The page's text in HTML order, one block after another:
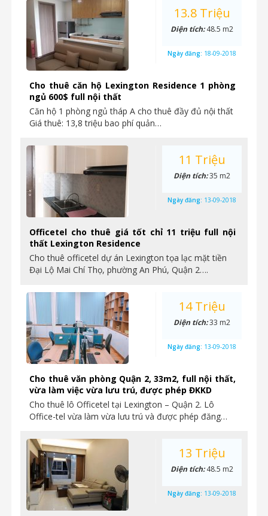
Cho thuê căn hộ Lexington Residence 1 phòng
ngủ 600$ full nội thất
Căn hộ 1 phòng ngủ tháp A cho thuê đầy đủ nội thất
Giá thuê: 13,8 triệu bao phí quản…
13.8 Triệu
Diện tích:48.5 m2
Ngày đăng: 18-09-2018
Officetel cho thuê giá tốt chỉ 11 triệu full nội
thất Lexington Residence
Cho thuê officetel dự án Lexington tọa lạc mặt tiền
Đại Lộ Mai Chí Thọ, phường An Phú, Quận 2….
11 Triệu
Diện tích:35 m2
Ngày đăng: 13-09-2018
Cho thuê văn phòng Quận 2, 33m2, full nội thất,
vừa làm việc vừa lưu trú, được phép ĐKKD
Cho thuê lô Officetel tại Lexington – Quận 2. Lô
Office-tel vừa làm vừa lưu trú và được phép đăng…
14 Triệu
Diện tích:33 m2
Ngày đăng: 13-09-2018
13 Triệu
Diện tích:48.5 m2
Ngày đăng: 13-09-2018